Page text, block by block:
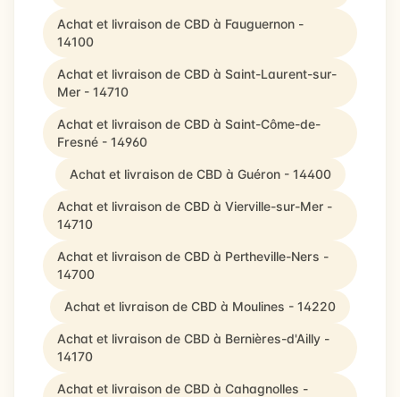
Achat et livraison de CBD à Fauguernon -
14100
Achat et livraison de CBD à Saint-Laurent-sur-
Mer - 14710
Achat et livraison de CBD à Saint-Côme-de-
Fresné - 14960
Achat et livraison de CBD à Guéron - 14400
Achat et livraison de CBD à Vierville-sur-Mer -
14710
Achat et livraison de CBD à Pertheville-Ners -
14700
Achat et livraison de CBD à Moulines - 14220
Achat et livraison de CBD à Bernières-d'Ailly -
14170
Achat et livraison de CBD à Cahagnolles -